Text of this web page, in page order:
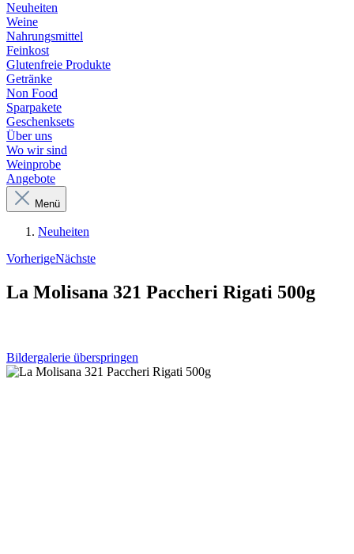
Neuheiten
Weine
Nahrungsmittel
Feinkost
Glutenfreie Produkte
Getränke
Non Food
Sparpakete
Geschenksets
Über uns
Wo wir sind
Weinprobe
Angebote
Menü
Neuheiten
VorherigeNächste
La Molisana 321 Paccheri Rigati 500g
Bildergalerie überspringen